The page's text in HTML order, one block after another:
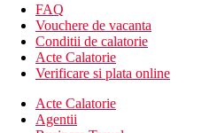
FAQ
Vouchere de vacanta
Conditii de calatorie
Acte Calatorie
Verificare si plata online
Acte Calatorie
Agentii